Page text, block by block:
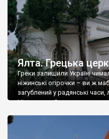
Ялта. Грецька
Греки залишили Україні
ніжинські огірочки – ви ж
загублений у радянські
Ніжин греки?